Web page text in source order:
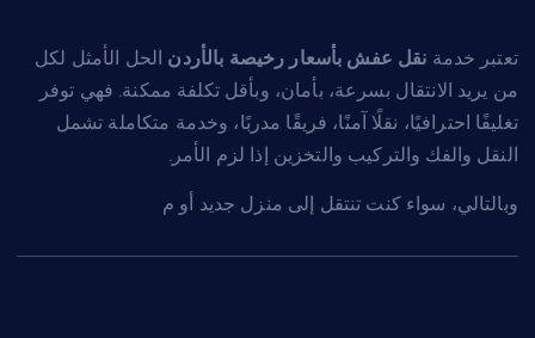
تعتبر خدمة نقل عفش بأسعار رخيصة بالأردن الحل الأمثل لكل
من يريد الانتقال بسرعة، بأمان، وبأقل تكلفة ممكنة. فهي توفر
تغليفًا احترافيًا، نقلًا آمنًا، فريقًا مدربًا، وخدمة متكاملة تشمل
النقل والفك والتركيب والتخزين إذا لزم الأمر.
وبالتالي، سواء كنت تنتقل إلى منزل جديد أو م